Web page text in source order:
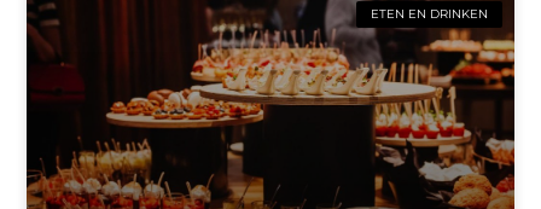
ETEN EN DRINKEN